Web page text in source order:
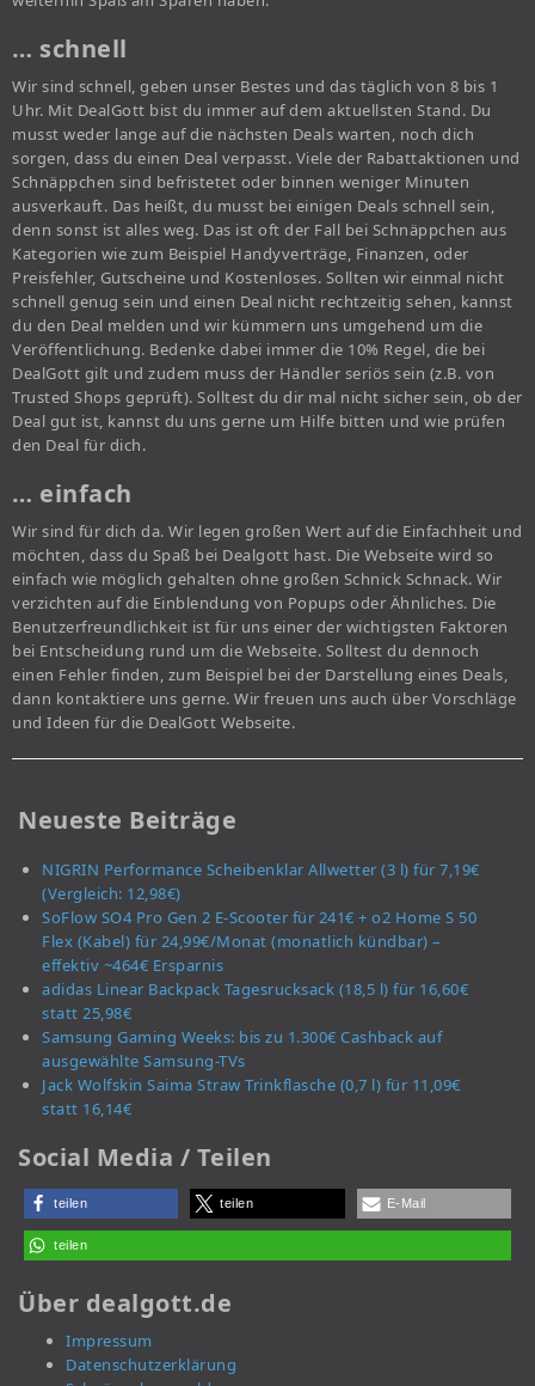
… schnell
Wir sind schnell, geben unser Bestes und das täglich von 8 bis 1
Uhr. Mit DealGott bist du immer auf dem aktuellsten Stand. Du
musst weder lange auf die nächsten Deals warten, noch dich
sorgen, dass du einen Deal verpasst. Viele der Rabattaktionen und
Schnäppchen sind befristetet oder binnen weniger Minuten
ausverkauft. Das heißt, du musst bei einigen Deals schnell sein,
denn sonst ist alles weg. Das ist oft der Fall bei Schnäppchen aus
Kategorien wie zum Beispiel Handyverträge, Finanzen, oder
Preisfehler, Gutscheine und Kostenloses. Sollten wir einmal nicht
schnell genug sein und einen Deal nicht rechtzeitig sehen, kannst
du den Deal melden und wir kümmern uns umgehend um die
Veröffentlichung. Bedenke dabei immer die 10% Regel, die bei
DealGott gilt und zudem muss der Händler seriös sein (z.B. von
Trusted Shops geprüft). Solltest du dir mal nicht sicher sein, ob der
Deal gut ist, kannst du uns gerne um Hilfe bitten und wie prüfen
den Deal für dich.
… einfach
Wir sind für dich da. Wir legen großen Wert auf die Einfachheit und
möchten, dass du Spaß bei Dealgott hast. Die Webseite wird so
einfach wie möglich gehalten ohne großen Schnick Schnack. Wir
verzichten auf die Einblendung von Popups oder Ähnliches. Die
Benutzerfreundlichkeit ist für uns einer der wichtigsten Faktoren
bei Entscheidung rund um die Webseite. Solltest du dennoch
einen Fehler finden, zum Beispiel bei der Darstellung eines Deals,
dann kontaktiere uns gerne. Wir freuen uns auch über Vorschläge
und Ideen für die DealGott Webseite.
Neueste Beiträge
NIGRIN Performance Scheibenklar Allwetter (3 l) für 7,19€
(Vergleich: 12,98€)
SoFlow SO4 Pro Gen 2 E-Scooter für 241€ + o2 Home S 50
Flex (Kabel) für 24,99€/Monat (monatlich kündbar) –
effektiv ~464€ Ersparnis
adidas Linear Backpack Tagesrucksack (18,5 l) für 16,60€
statt 25,98€
Samsung Gaming Weeks: bis zu 1.300€ Cashback auf
ausgewählte Samsung-TVs
Jack Wolfskin Saima Straw Trinkflasche (0,7 l) für 11,09€
statt 16,14€
Social Media / Teilen
teilen teilen E-Mail
teilen
Über dealgott.de
Impressum
Datenschutzerklärung